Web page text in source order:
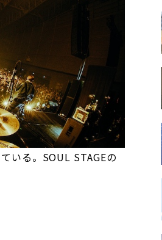
いる。SOUL STAGEの